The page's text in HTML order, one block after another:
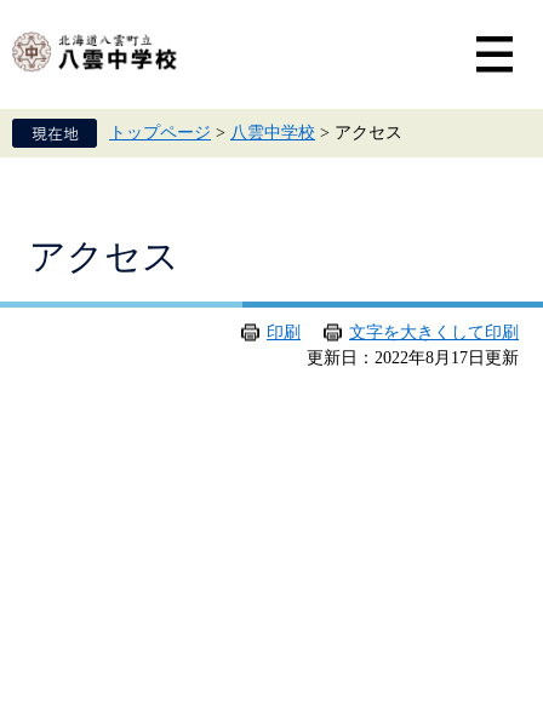
ジ
頭
で
す。
ュ
飛
ば
し
トップページ > 八雲中学校 > アクセス
アクセス
印刷
文字を大きくして印刷
更新日：2022年8月17日更新